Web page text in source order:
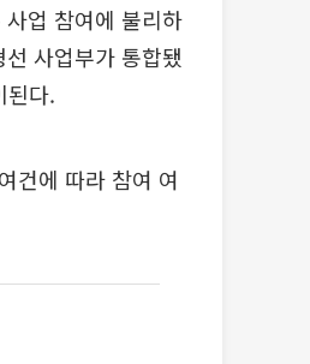
업 참여에 불리하
사업부가 통합됐
된다.
건에 따라 참여 여